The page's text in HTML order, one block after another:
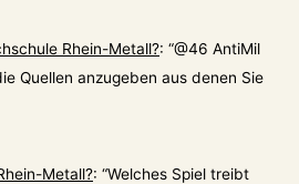
Rhein-Metall?: “@46 AntiMil
Quellen anzugeben aus denen Sie
Metall?: “Welches Spiel treibt